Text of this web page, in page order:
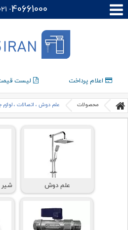
-40661000
اعلام پرداخت لیست
محصولات علم دوش ، اتصالات ، لوازم
علم دوش